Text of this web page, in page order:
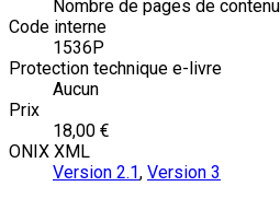
Nombre de pages de
Code interne
1536P
Protection technique e-livre
Aucun
Prix
18,00 €
ONIX XML
Version 2.1, Version 3